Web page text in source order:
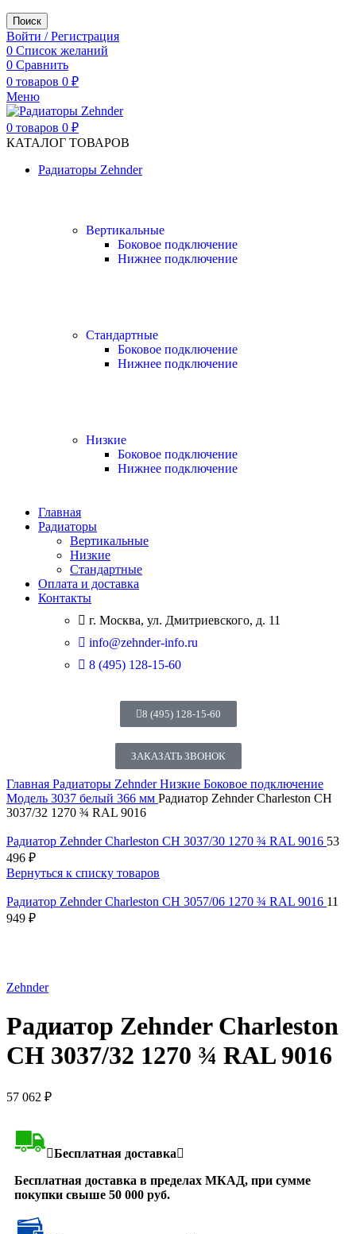
Поиск
Войти / Регистрация
0 Список желаний
0 Сравнить
0 товаров 0 ₽
Меню
0 товаров 0 ₽
КАТАЛОГ ТОВАРОВ
Радиаторы Zehnder
Вертикальные
Боковое подключение
Нижнее подключение
Стандартные
Боковое подключение
Нижнее подключение
Низкие
Боковое подключение
Нижнее подключение
Главная
Радиаторы
Вертикальные
Низкие
Стандартные
Оплата и доставка
Контакты
г. Москва, ул. Дмитриевского, д. 11
info@zehnder-info.ru
8 (495) 128-15-60
8 (495) 128-15-60
ЗАКАЗАТЬ ЗВОНОК
Главная Радиаторы ZehnderНизкие Боковое подключение
Модель 3037 белый 366 мм Радиатор Zehnder Charleston CH
3037/32 1270 ¾ RAL 9016
Радиатор Zehnder Charleston CH 3037/30 1270 ¾ RAL 9016 53
496 ₽
Вернуться к списку товаров
Радиатор Zehnder Charleston CH 3057/06 1270 ¾ RAL 9016 11
949 ₽
Zehnder
Радиатор Zehnder Charleston
CH 3037/32 1270 ¾ RAL 9016
57 062 ₽
Бесплатная доставка
Бесплатная доставка в пределах МКАД, при сумме
покупки свыше 50 000 руб.